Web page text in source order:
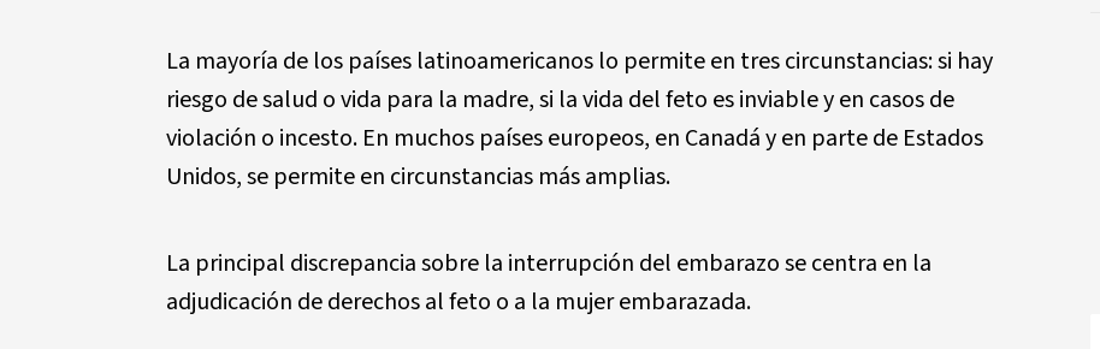
La mayoría de los países latinoamericanos lo permite en tres circunstancias: si hay
riesgo de salud o vida para la madre, si la vida del feto es inviable y en casos de
violación o incesto. En muchos países europeos, en Canadá y en parte de Estados
Unidos, se permite en circunstancias más amplias.
La principal discrepancia sobre la interrupción del embarazo se centra en la
adjudicación de derechos al feto o a la mujer embarazada.